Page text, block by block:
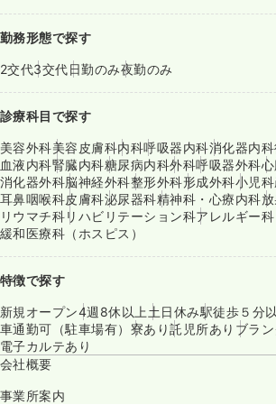
勤務形態で探す
2交代3交代日勤のみ夜勤のみ
診療科目で探す
美容外科美容皮膚科内科呼吸器内科消化器内科
血液内科腎臓内科糖尿病内科外科呼吸器外科
消化器外科脳神経外科整形外科形成外科小児科
耳鼻咽喉科皮膚科泌尿器科精神科・心療内科
リウマチ科リハビリテーション科アレルギー科
緩和医療科（ホスピス）
特徴で探す
新規オープン4週8休以上 土日休み駅徒歩５分
車通勤可（駐車場有） 寮あり託児所あり ブラ
電子カルテあり
会社概要
事業所案内